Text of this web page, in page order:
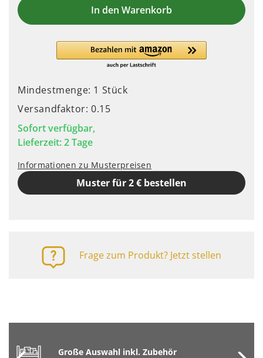
In den Warenkorb
Mindestmenge: 1 Stück
Versandfaktor: 0.15
Sofort verfügbar,
Lieferzeit: 2 Tage
Informationen zu Musterpreisen
Muster für 2 € bestellen
Frage zum Produkt? Jetzt stellen
Große Auswahl inkl. Zubehör